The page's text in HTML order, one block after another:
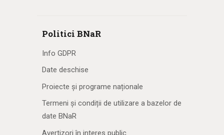
Politici BNaR
Info GDPR
Date deschise
Proiecte și programe naționale
Termeni și condiții de utilizare a bazelor de
date BNaR
Avertizori în interes public